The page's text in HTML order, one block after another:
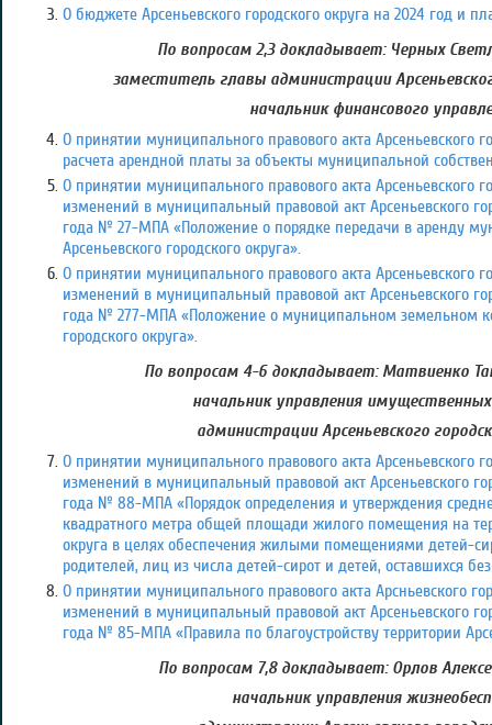
О бюджете Арсеньевского городского округа на 2024 год и
По вопросам 2,3 докладывает: Черных
заместитель главы администрации
начальник финансового
О принятии муниципального правового акта Арсеньевского
расчета арендной платы за объекты муниципальной
О принятии муниципального правового акта Арсеньевского
изменений в муниципальный правовой акт Арсеньевского
года № 27-МПА «Положение о порядке передачи в аренду
Арсеньевского городского округа».
О принятии муниципального правового акта Арсеньевского
изменений в муниципальный правовой акт Арсеньевского
года № 277-МПА «Положение о муниципальном земельном
городского округа».
По вопросам 4-6 докладывает: Матвиенко
начальник управления
администрации Арсеньевского
О принятии муниципального правового акта Арсеньевского
изменений в муниципальный правовой акт Арсеньевского
года № 88-МПА «Порядок определения и утверждения
квадратного метра общей площади жилого помещения на
округа в целях обеспечения жилыми помещениями детей-
родителей, лиц из числа детей-сирот и детей, оставшихся
О принятии муниципального правового акта Арсньевского
изменений в муниципальный правовой акт Арсеньевского
года № 85-МПА «Правила по благоустройству территории
По вопросам 7,8 докладывает: Орлов
начальник управления